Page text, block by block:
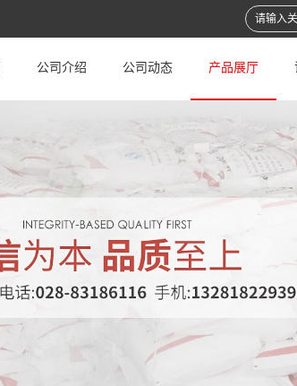
公司介绍 公司动态 产品展厅